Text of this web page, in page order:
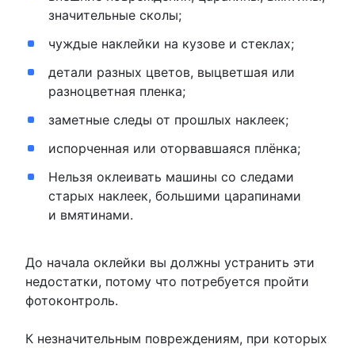
значительные сколы;
чуждые наклейки на кузове и стеклах;
детали разных цветов, выцветшая или
разноцветная пленка;
заметные следы от прошлых наклеек;
испорченная или оторвавшаяся плёнка;
Нельзя оклеивать машины со следами
старых наклеек, большими царапинами
и вмятинами.
До начала оклейки вы должны устранить эти
недостатки, потому что потребуется пройти
фотоконтроль.
К незначительным повреждениям, при которых